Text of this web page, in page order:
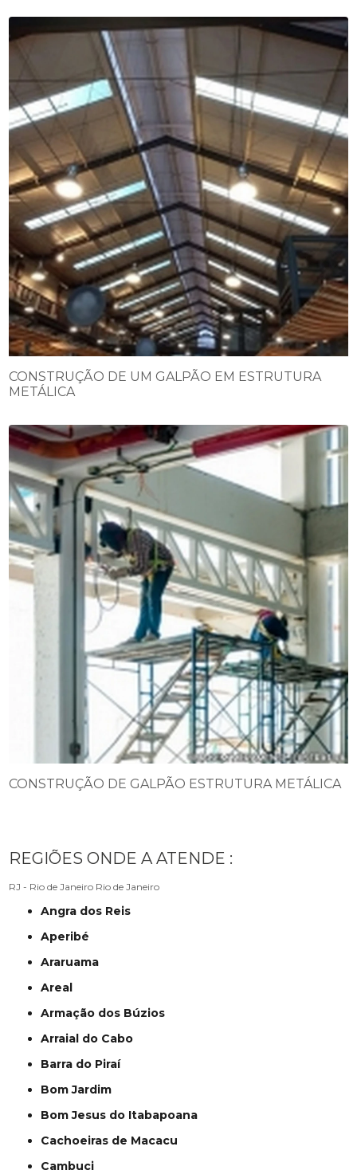
CONSTRUÇÃO DE UM GALPÃO EM ESTRUTURA
METÁLICA
CONSTRUÇÃO DE GALPÃO ESTRUTURA METÁLICA
REGIÕES ONDE A ATENDE :
RJ - Rio de Janeiro Rio de Janeiro
Angra dos Reis
Aperibé
Araruama
Areal
Armação dos Búzios
Arraial do Cabo
Barra do Piraí
Bom Jardim
Bom Jesus do Itabapoana
Cachoeiras de Macacu
Cambuci